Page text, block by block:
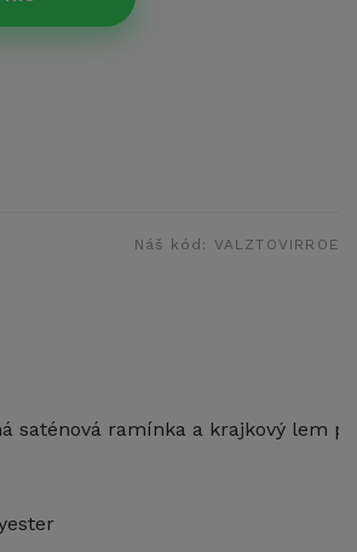
Náš kód: VALZTOVIRROE
saténová ramínka a krajkový lem